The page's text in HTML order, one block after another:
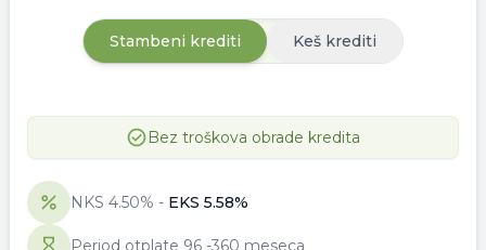
Stambeni krediti Keš krediti
Bez troškova obrade kredita
NKS 4.50% - EKS 5.58%
Period otplate 96 -360 meseca